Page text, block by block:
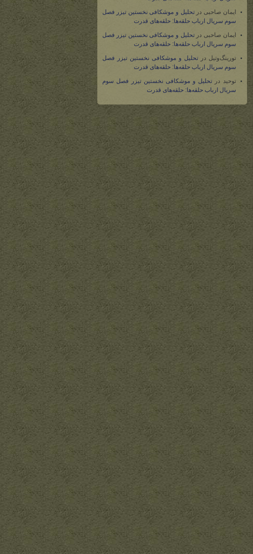
ایمان صاحبی درتحلیل و موشکافی نخستین تیزر فصل
سوم سریال ارباب حلقه‌ها: حلقه‌های قدرت
ایمان صاحبی درتحلیل و موشکافی نخستین تیزر فصل
سوم سریال ارباب حلقه‌ها: حلقه‌های قدرت
تورینگ‌وتیل درتحلیل و موشکافی نخستین تیزر فصل
سوم سریال ارباب حلقه‌ها: حلقه‌های قدرت
توحید در تحلیل و موشکافی نخستین تیزر فصل سوم
سریال ارباب حلقه‌ها: حلقه‌های قدرت